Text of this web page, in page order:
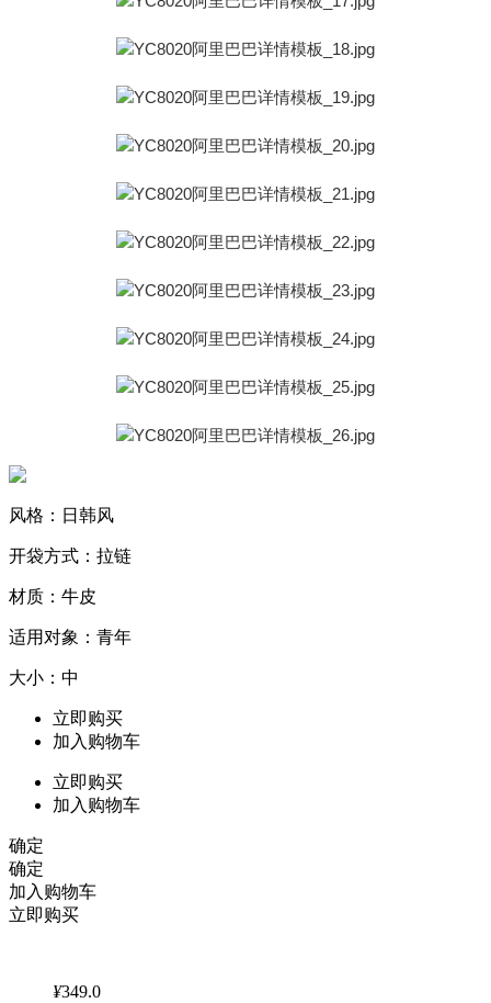
风格：日韩风
开袋方式：拉链
材质：牛皮
适用对象：青年
大小：中
立即购买
加入购物车
立即购买
加入购物车
确定
确定
加入购物车
立即购买
¥349.0